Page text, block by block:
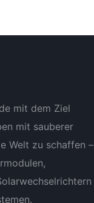
mit dem Ziel
mit sauberer
Welt zu schaffen –